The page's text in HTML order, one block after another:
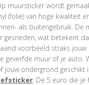
muursticker wordt
(folie) van hoge kwaliteit
als buitengebruik. De
gesneden, wat betekent
voorbeeld straks jouw
geverfde muur of je auto.
jouw ondergrond geschikt
. De 5 euro die je